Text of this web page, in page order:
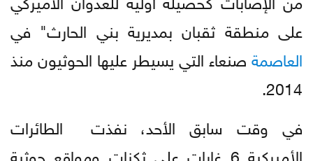
على منطقة ثقبان بمديرية بني الحارث" في
العاصمةصنعاء التي يسيطر عليها الحوثيون منذ
2014.
في وقت سابق الأحد، نفذت الطائرات
الأميركية 6 غارات على ثكنات ومواقع حوثية